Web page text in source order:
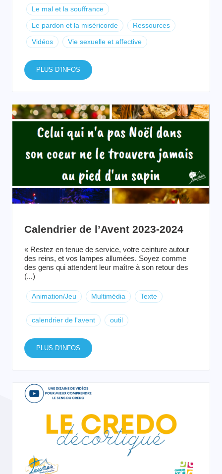
Le mal et la souffrance
Le pardon et la miséricorde Ressources
Vidéos Vie sexuelle et affective
PLUS D'INFOS
Calendrier de l’Avent 2023-2024
« Restez en tenue de service, votre ceinture autour
des reins, et vos lampes allumées. Soyez comme
des gens qui attendent leur maître à son retour des
(...)
Animation/Jeu Multimédia Texte
calendrier de l'avent outil
PLUS D'INFOS